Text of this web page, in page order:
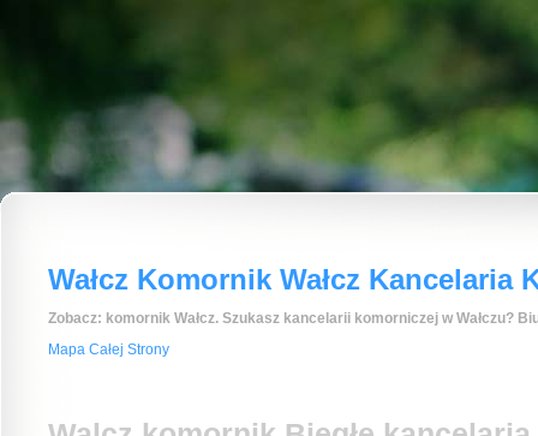
Wałcz Komornik Wałcz
Zobacz: komornik Wałcz. Szukasz kancelarii komorniczej w Wałczu?
Mapa Całej Strony